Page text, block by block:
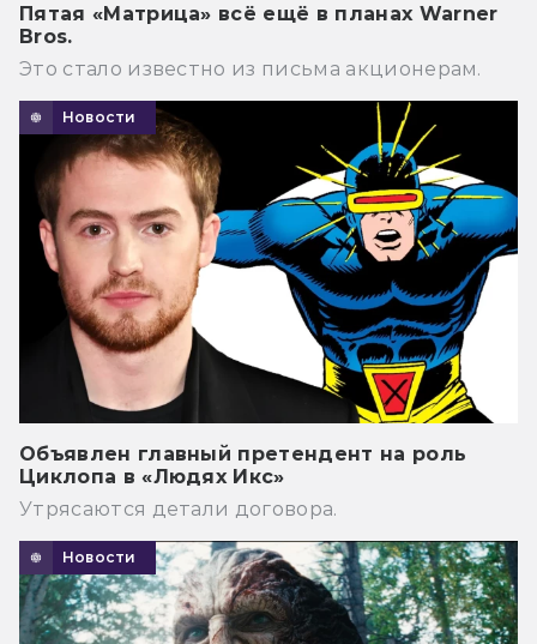
Пятая «Матрица» всё ещё в планах Warner
Bros.
Это стало известно из письма акционерам.
Новости
Объявлен главный претендент на роль
Циклопа в «Людях Икс»
Утрясаются детали договора.
Новости